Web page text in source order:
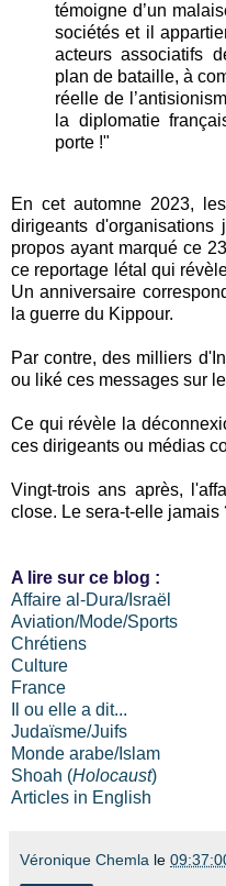
témoigne d’un
sociétés et il
acteurs associatifs
plan de bataille, à
réelle de
la diplomatie
porte !"
En cet automne 2023,
dirigeants d'organisations
propos ayant marqué ce
ce reportage létal qui
Un anniversaire
la guerre du Kippour.
Par contre, des milliers
ou liké ces messages sur
Ce qui révèle la
ces dirigeants ou médias
Vingt-trois ans après,
close. Le sera-t-elle jamais
A lire sur ce blog :
Affaire al-Dura/Israël
Aviation/Mode/Sports
Chrétiens
Culture
France
Il ou elle a dit...
Judaïsme/Juifs
Monde arabe/Islam
Shoah (Holocaust)
Articles in English
Véronique Chemla le